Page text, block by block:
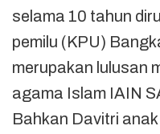
selama 10 tahun
pemilu (KPU)
merupakan lulusan
agama Islam IAIN
Bahkan Davitri